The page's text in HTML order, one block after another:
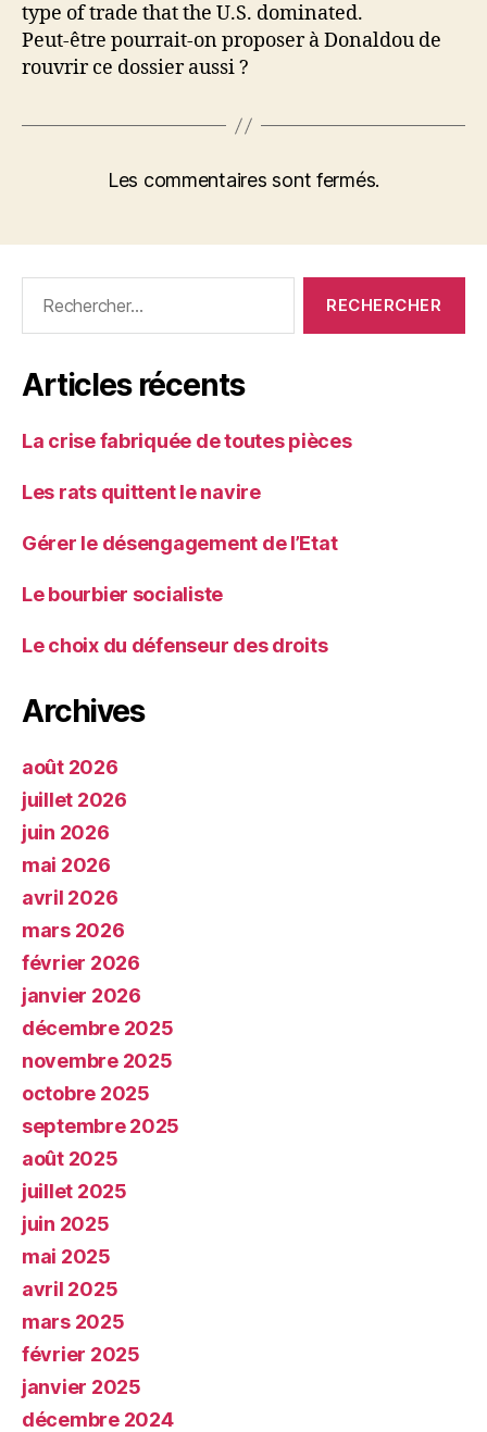
type of trade that the U.S. dominated.
Peut-être pourrait-on proposer à Donaldou de
rouvrir ce dossier aussi ?
Les commentaires sont fermés.
Articles récents
La crise fabriquée de toutes pièces
Les rats quittent le navire
Gérer le désengagement de l’Etat
Le bourbier socialiste
Le choix du défenseur des droits
Archives
août 2026
juillet 2026
juin 2026
mai 2026
avril 2026
mars 2026
février 2026
janvier 2026
décembre 2025
novembre 2025
octobre 2025
septembre 2025
août 2025
juillet 2025
juin 2025
mai 2025
avril 2025
mars 2025
février 2025
janvier 2025
décembre 2024